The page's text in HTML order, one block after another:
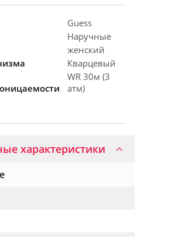
Guess
Наручные
женский
Кварцевый
WR 30м (3
атм)
характеристики